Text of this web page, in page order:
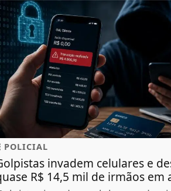
POLICIAL
invadem celulares e
R$ 14,5 mil de irmãos em